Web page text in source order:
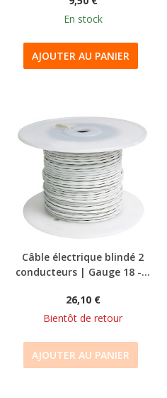
En stock
AJOUTER AU PANIER
Câble électrique blindé 2
conducteurs | Gauge 18 -...
26,10 €
Bientôt de retour
AJOUTER AU PANIER